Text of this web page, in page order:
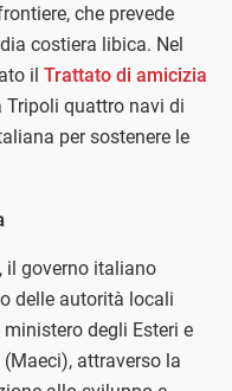
che prevede
costiera libica. Nel
il Trattato di amicizia
Tripoli quattro navi di
per sostenere le
il governo italiano
delle autorità locali
degli Esteri e
attraverso la